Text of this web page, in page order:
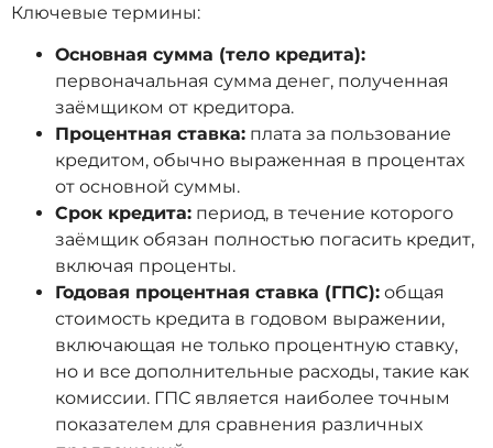
Ключевые термины:
Основная сумма (тело кредита):
первоначальная сумма денег, полученная
заёмщиком от кредитора.
Процентная ставка: плата за пользование
кредитом, обычно выраженная в процентах
от основной суммы.
Срок кредита: период, в течение которого
заёмщик обязан полностью погасить кредит,
включая проценты.
Годовая процентная ставка (ГПС): общая
стоимость кредита в годовом выражении,
включающая не только процентную ставку,
но и все дополнительные расходы, такие как
комиссии. ГПС является наиболее точным
показателем для сравнения различных